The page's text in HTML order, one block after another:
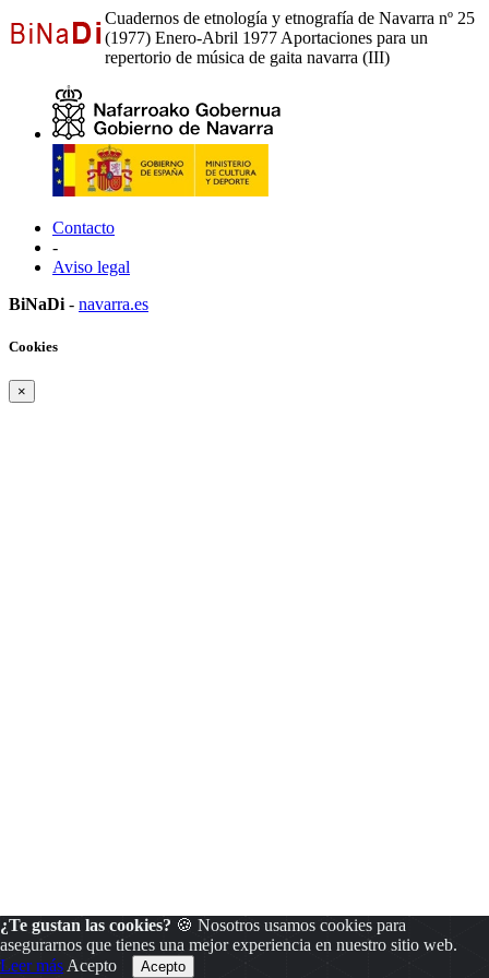
Cuadernos de etnología y etnografía de Navarra nº 25
(1977) Enero-Abril 1977 Aportaciones para un
repertorio de música de gaita navarra (III)
Contacto
-
Aviso legal
BiNaDi - navarra.es
¿Te gustan las cookies? 🍪 Nosotros usamos cookies para
asegurarnos que tienes una mejor experiencia en nuestro sitio web.
Leer más Acepto
Cookies
×